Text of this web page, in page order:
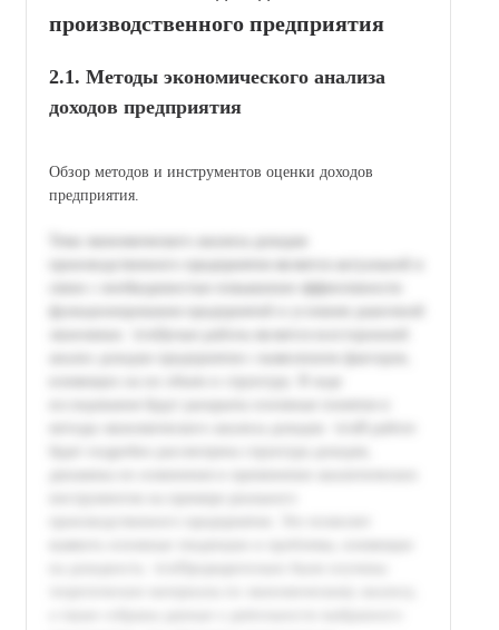
производственного предприятия
2.1. Методы экономического анализа
доходов предприятия
Обзор методов и инструментов оценки доходов
предприятия.